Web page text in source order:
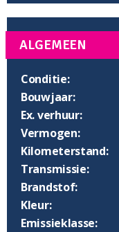
ALGEMEEN
Conditie:
Bouwjaar:
Ex. verhuur:
Vermogen:
Kilometerstand:
Transmissie:
Brandstof:
Kleur:
Emissieklasse: